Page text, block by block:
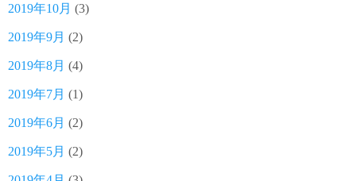
2019年10月 (3)
2019年9月 (2)
2019年8月 (4)
2019年7月 (1)
2019年6月 (2)
2019年5月 (2)